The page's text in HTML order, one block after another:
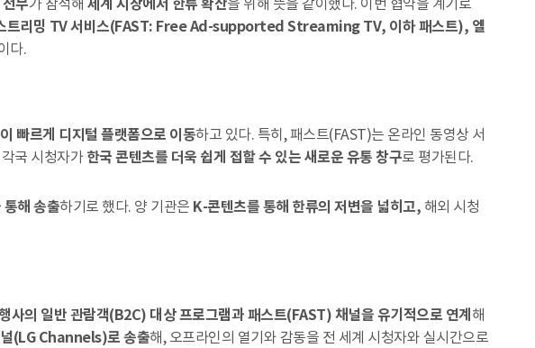
무가 참석해 세계 시장에서 한류 확산을 위해 뜻을 같이했다. 이번 협약을 계기로
트리밍 TV 서비스(FAST: Free Ad-supported Streaming TV, 이하 패스트), 엘
다.
빠르게 디지털 플랫폼으로 이동하고 있다. 특히, 패스트(FAST)는 온라인 동영상 서
국 시청자가 한국 콘텐츠를 더욱 쉽게 접할 수 있는 새로운 유통 창구로 평가된다.
해 송출하기로 했다. 양 기관은 K-콘텐츠를 통해 한류의 저변을 넓히고, 해외 시청
사의 일반 관람객(B2C) 대상 프로그램과 패스트(FAST) 채널을 유기적으로 연계 해
널(LG Channels)로 송출해, 오프라인의 열기와 감동을 전 세계 시청자와 실시간으로